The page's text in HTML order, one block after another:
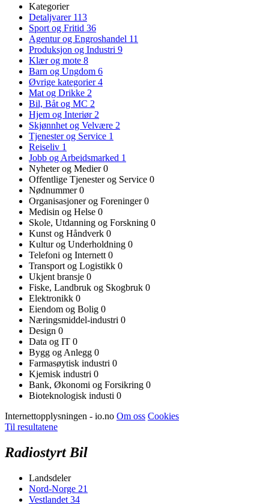
Kategorier
Detaljvarer 113
Sport og Fritid 36
Agentur og Engroshandel 11
Produksjon og Industri 9
Klær og mote 8
Barn og Ungdom 6
Øvrige kategorier4
Mat og Drikke 2
Bil, Båt og MC 2
Hjem og Interiør 2
Skjønnhet og Velvære 2
Tjenester og Service 1
Reiseliv 1
Jobb og Arbeidsmarked 1
Nyheter og Medier0
Offentlige Tjenester og Service 0
Nødnummer0
Organisasjoner og Foreninger0
Medisin og Helse 0
Skole, Utdanning og Forskning 0
Kunst og Håndverk 0
Kultur og Underholdning 0
Telefoni og Internett 0
Transport og Logistikk 0
Ukjent bransje 0
Fiske, Landbruk og Skogbruk 0
Elektronikk 0
Eiendom og Bolig 0
Næringsmiddel-industri 0
Design 0
Data og IT 0
Bygg og Anlegg 0
Farmasøytisk industri 0
Kjemisk industri 0
Bank, Økonomi og Forsikring 0
Bioteknologisk industi 0
Internettopplysningen - io.no Om oss Cookies
Til resultatene
Radiostyrt Bil
Landsdeler
Nord-Norge 21
Vestlandet 34